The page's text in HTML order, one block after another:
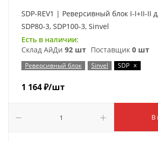
SDP-REV1 | Реверсивный блок I-I+II-II
SDP80-3, SDP100-3, Sinvel
Есть в наличии:
Склад АйДи 92 шт Поставщик 0 шт
Реверсивный блок Sinvel SDP x
1 164₽/шт
В